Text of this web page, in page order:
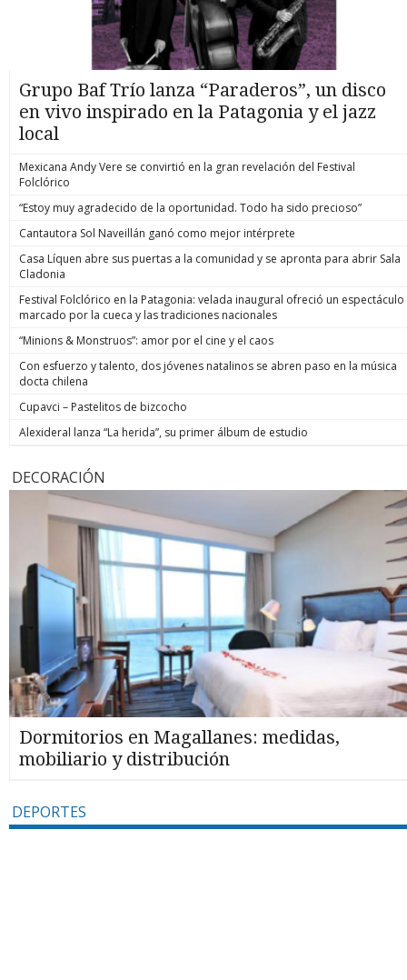
Grupo Baf Trío lanza “Paraderos”, un disco
en vivo inspirado en la Patagonia y el jazz
local
Mexicana Andy Vere se convirtió en la gran revelación del Festival
Folclórico
“Estoy muy agradecido de la oportunidad. Todo ha sido precioso”
Cantautora Sol Naveillán ganó como mejor intérprete
Casa Líquen abre sus puertas a la comunidad y se apronta para abrir Sala
Cladonia
Festival Folclórico en la Patagonia: velada inaugural ofreció un espectáculo
marcado por la cueca y las tradiciones nacionales
“Minions & Monstruos”: amor por el cine y el caos
Con esfuerzo y talento, dos jóvenes natalinos se abren paso en la música
docta chilena
Cupavci – Pastelitos de bizcocho
Alexideral lanza “La herida”, su primer álbum de estudio
DECORACIÓN
Dormitorios en Magallanes: medidas,
mobiliario y distribución
DEPORTES